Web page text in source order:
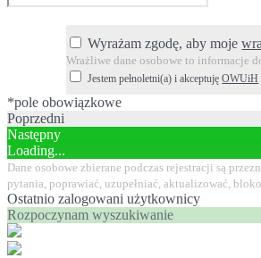
Wyrażam zgodę, aby moje
Wrażliwe dane osobowe to informacje
Jestem pełnoletni(a) i akceptujęOWUiH
*pole obowiązkowe
Poprzedni
Następny
Loading...
Dane osobowe zbierane podczas rejestracji są
pytania, poprawiać, uzupełniać, aktualizować,
Ostatnio zalogowani użytkownicy
Rozpoczynam wyszukiwanie